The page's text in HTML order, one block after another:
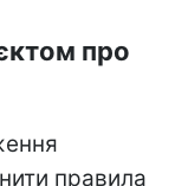
про
правила